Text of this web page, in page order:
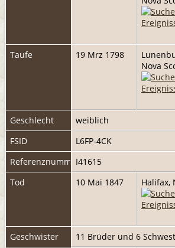
Taufe 19 Mrz 1798
Nova
Geschlecht
weiblich
FSID
L6FP-4CK
ReferenznummerI41615
Tod
10 Mai 1847 Halifax,
Geschwister
11 Brüder und 6